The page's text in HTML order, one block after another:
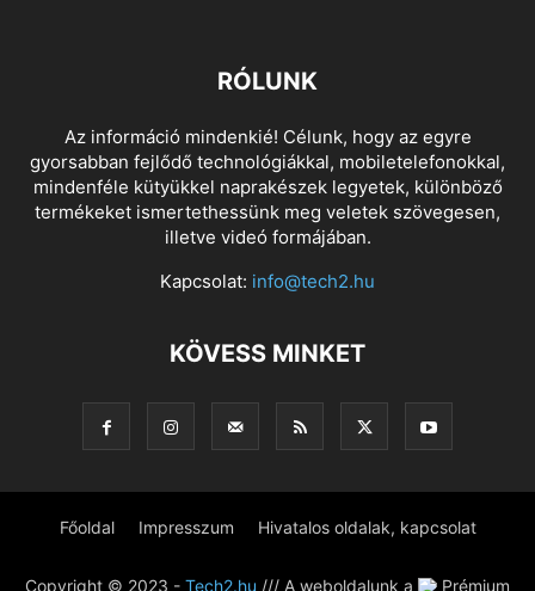
RÓLUNK
Az információ mindenkié! Célunk, hogy az egyre
gyorsabban fejlődő technológiákkal, mobiletelefonokkal,
mindenféle kütyükkel naprakészek legyetek, különböző
termékeket ismertethessünk meg veletek szövegesen,
illetve videó formájában.
Kapcsolat: info@tech2.hu
KÖVESS MINKET
Főoldal Impresszum Hivatalos oldalak, kapcsolat
Copyright © 2023 - Tech2.hu /// A weboldalunk a Prémium